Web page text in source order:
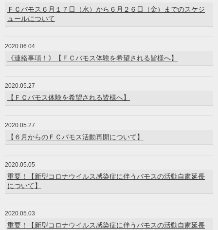
ＦＣバモス６月１７日（水）から６月２６日（金）までのスケジ
ュールについて
2020.06.04
《連絡事項！》【ＦＣバモス体験を希望される皆様へ】
2020.05.27
【ＦＣバモス体験を希望される皆様へ】
2020.05.27
【６月からのＦＣバモス活動再開について】
2020.05.05
重要！【新型コロナウイルス感染症に伴うバモスの活動自粛延長
について】
2020.05.03
重要！【新型コロナウイルス感染症に伴うバモスの活動自粛延長